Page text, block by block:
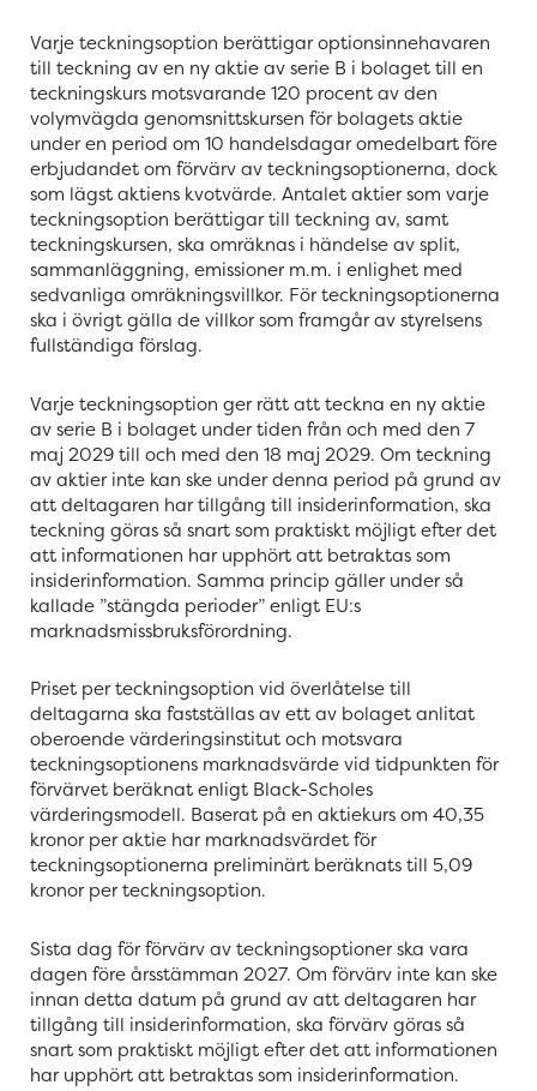
Varje teckningsoption berättigar optionsinnehavaren
till teckning av en ny aktie av serie B i bolaget till en
teckningskurs motsvarande 120 procent av den
volymvägda genomsnittskursen för bolagets aktie
under en period om 10 handelsdagar omedelbart före
erbjudandet om förvärv av teckningsoptionerna, dock
som lägst aktiens kvotvärde. Antalet aktier som varje
teckningsoption berättigar till teckning av, samt
teckningskursen, ska omräknas i händelse av split,
sammanläggning, emissioner m.m. i enlighet med
sedvanliga omräkningsvillkor. För teckningsoptionerna
ska i övrigt gälla de villkor som framgår av styrelsens
fullständiga förslag.
Varje teckningsoption ger rätt att teckna en ny aktie
av serie B i bolaget under tiden från och med den 7
maj 2029 till och med den 18 maj 2029. Om teckning
av aktier inte kan ske under denna period på grund av
att deltagaren har tillgång till insiderinformation, ska
teckning göras så snart som praktiskt möjligt efter det
att informationen har upphört att betraktas som
insiderinformation. Samma princip gäller under så
kallade ”stängda perioder” enligt EU:s
marknadsmissbruksförordning.
Priset per teckningsoption vid överlåtelse till
deltagarna ska fastställas av ett av bolaget anlitat
oberoende värderingsinstitut och motsvara
teckningsoptionens marknadsvärde vid tidpunkten för
förvärvet beräknat enligt Black-Scholes
värderingsmodell. Baserat på en aktiekurs om 40,35
kronor per aktie har marknadsvärdet för
teckningsoptionerna preliminärt beräknats till 5,09
kronor per teckningsoption.
Sista dag för förvärv av teckningsoptioner ska vara
dagen före årsstämman 2027. Om förvärv inte kan ske
innan detta datum på grund av att deltagaren har
tillgång till insiderinformation, ska förvärv göras så
snart som praktiskt möjligt efter det att informationen
har upphört att betraktas som insiderinformation.